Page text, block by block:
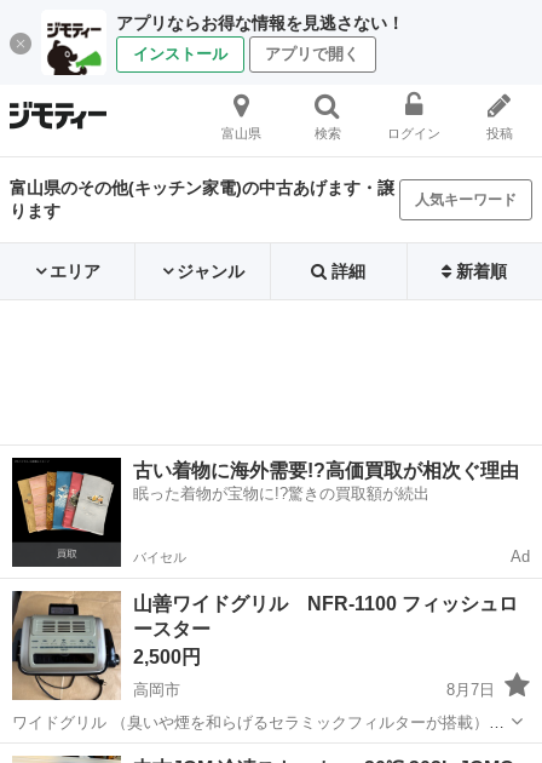
アプリならお得な情報を見逃さない！
インストール アプリで開く
富山県 検索 ログイン 投稿
富山県のその他(キッチン家電)の中古あげます・譲
ります
人気キーワード
エリア ジャンル 詳細 新着順
古い着物に海外需要!?高価買取が相次ぐ理由
眠った着物が宝物に!?驚きの買取額が続出
バイセル Ad
山善ワイドグリル NFR-1100 フィッシュロ
ースター
2,500円
高岡市
8月7日
ワイドグリル （臭いや煙を和らげるセラミックフィルターが搭載）
NFR-1100 説明書あり（ペンで記入あり） 箱なし H26年購入、本体に
富山 高岡市 キッチン家電 グリル